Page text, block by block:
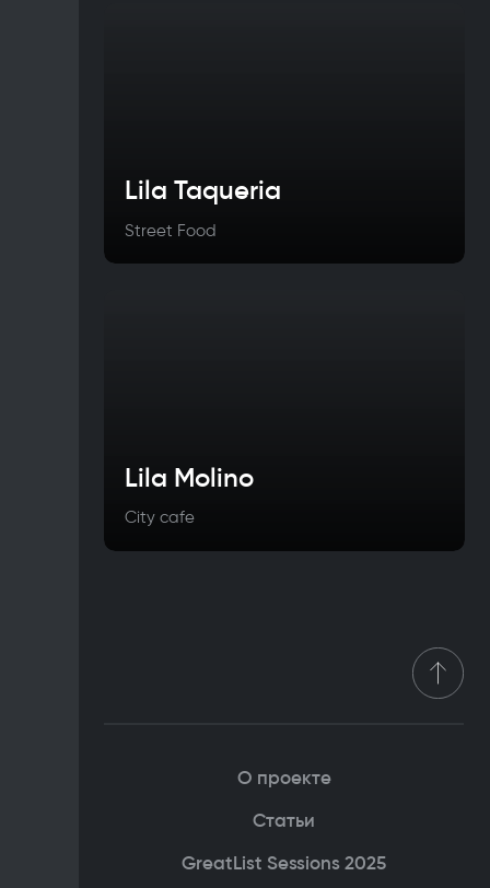
Lila Taqueria
Street Food
Lila Molino
City cafe
О проекте
Статьи
GreatList Sessions 2025